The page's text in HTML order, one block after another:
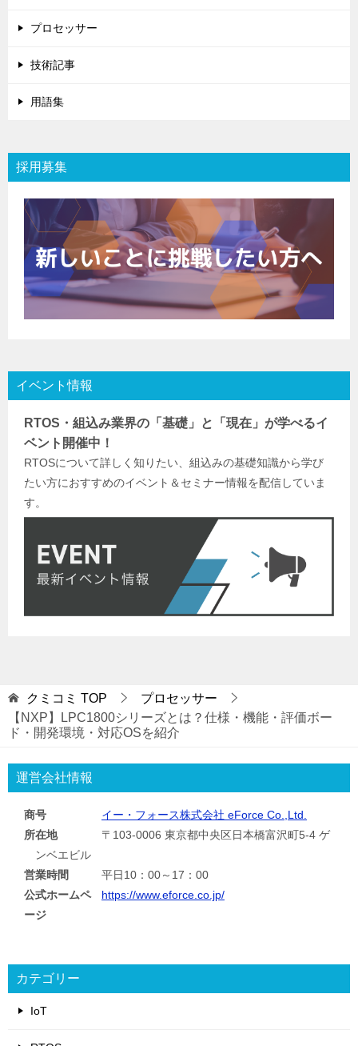
プロセッサー
技術記事
用語集
採用募集
イベント情報
RTOS・組込み業界の「基礎」と「現在」が学べるイ
ベント開催中！
RTOSについて詳しく知りたい、組込みの基礎知識から学び
たい方におすすめのイベント＆セミナー情報を配信していま
す。
クミコミ TOP
プロセッサー
【NXP】LPC1800シリーズとは？仕様・機能・評価ボー
ド・開発環境・対応OSを紹介
運営会社情報
商号
イー・フォース株式会社 eForce Co.,Ltd.
所在地
〒103-0006 東京都中央区日本橋富沢町5-4 ゲ
ンベエビル
営業時間
平日10：00～17：00
公式ホームペ
ージ
https://www.eforce.co.jp/
カテゴリー
IoT